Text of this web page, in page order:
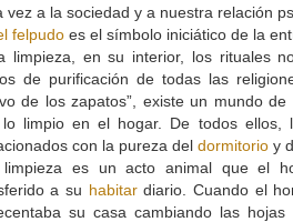
vez a la sociedad y a nuestra relación
felpudoes el símbolo iniciático de la
limpieza, en su interior, los rituales
de purificación de todas las
de los zapatos”, existe un mundo
limpio en el hogar. De todos ellos,
con la pureza del dormitorioy
limpieza es un acto animal que el
a su habitardiario. Cuando el
su casa cambiando las